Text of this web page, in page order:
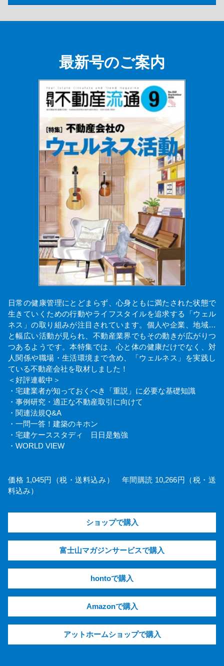
最新号のご案内
日常の健康管理にとどまらず、心身ともに満たされた状態で
生きていくための行動やライフスタイルを追求する「ウェル
ネス」の取り組みが注目されています。個人や企業、地域…
と幅広い活動が見られ、不動産業界でもその動きが広がりつ
つあるようです。本特集では、心と体の健康だけでなく、対
人関係や職場・生活環境まで含め、「ウェルネス」を実践し
ている不動産会社を取材しました！
＜好評連載中＞
・宅建業者が知っておくべき「重説」に必要な基礎知識
・事例研究・適正な不動産取引に向けて
・関連法規Q&A
・一問一答！建築のキホン
・宅建ケーススタディ 日日是勉強
・WORLD VIEW
価格 1,045円（税・送料込み） 年間購読 10,266円（税・送
料込み）
ショップで購入
富士山マガジンサービスで購入
hontoで購入
Amazonで購入
アットホームショップで購入